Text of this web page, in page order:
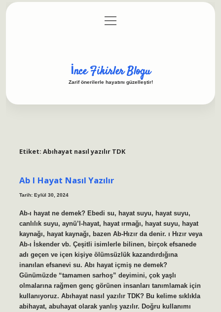
Gizlilik Politikası
menüyü
aç
İnce Fikirler Blogu
Zarif önerilerle hayatını güzelleştir!
Etiket: Abıhayat nasıl yazılır TDK
Ab I Hayat Nasıl Yazılır
Tarih: Eylül 30, 2024
Ab-ı hayat ne demek? Ebedi su, hayat suyu, hayat suyu,
canlılık suyu, aynü’l-hayat, hayat ırmağı, hayat suyu, hayat
kaynağı, hayat kaynağı, bazen Ab-Hızır da denir. ı Hızır veya
Ab-ı İskender vb. Çeşitli isimlerle bilinen, birçok efsanede
adı geçen ve içen kişiye ölümsüzlük kazandırdığına
inanılan efsanevi su. Abı hayat içmiş ne demek?
Günümüzde “tamamen sarhoş” deyimini, çok yaşlı
olmalarına rağmen genç görünen insanları tanımlamak için
kullanıyoruz. Abıhayat nasıl yazılır TDK? Bu kelime sıklıkla
abihayat, abuhayat olarak yanlış yazılır. Doğru kullanımı